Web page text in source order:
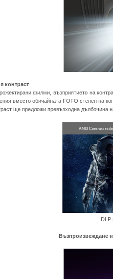
контраст
филми, възприятието на
вместо обичайната FOFO степен на
ще предложи превъзходна дълбочина
Възпроизвеждане